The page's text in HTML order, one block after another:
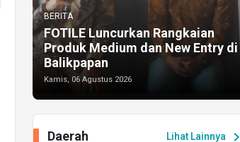
BERITA
FOTILE Luncurkan Rangkaian
Produk Medium dan New Entry di
Balikpapan
Kamis, 06 Agustus 2026
Lihat Lainnya chevron_right
Daerah